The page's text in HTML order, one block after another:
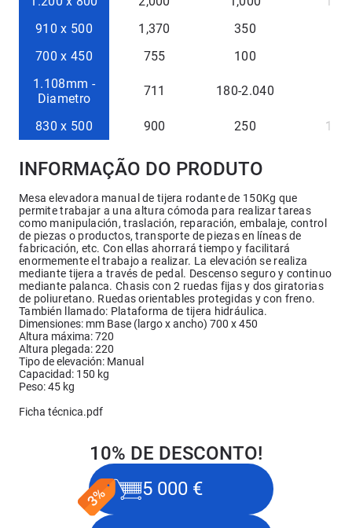
910 x 500
1,370 350
700 x 450
755 100
1.108mm -
Diametro
711 180-2.040
830 x 500 900 250 125
INFORMAÇÃO DO PRODUTO
Mesa elevadora manual de tijera rodante de 150Kg que
permite trabajar a una altura cómoda para realizar tareas
como manipulación, traslación, reparación, embalaje, control
de piezas o productos, transporte de piezas en líneas de
fabricación, etc. Con ellas ahorrará tiempo y facilitará
enormemente el trabajo a realizar. La elevación se realiza
mediante tijera a través de pedal. Descenso seguro y continuo
mediante palanca. Chasis con 2 ruedas fijas y dos giratorias
de poliuretano. Ruedas orientables protegidas y con freno.
También llamado: Plataforma de tijera hidráulica.
Dimensiones: mm Base (largo x ancho) 700 x 450
Altura máxima: 720
Altura plegada: 220
Tipo de elevación: Manual
Capacidad: 150 kg
Peso: 45 kg
Ficha técnica.pdf
10% DE DESCONTO!
5 000 €